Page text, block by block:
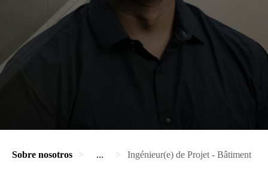
Sobre nosotros ... Ingénieur(e) de Projet - Bâtiment